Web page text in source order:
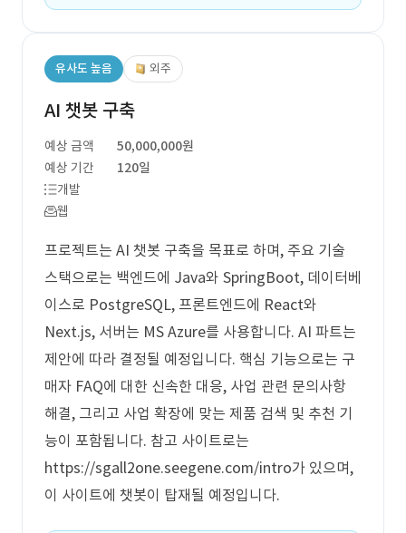
유사도 높음 외주
AI 챗봇 구축
예상 금액
50,000,000원
예상 기간
120일
개발
웹
프로젝트는 AI 챗봇 구축을 목표로 하며, 주요 기술
스택으로는 백엔드에 Java와 SpringBoot, 데이터베
이스로 PostgreSQL, 프론트엔드에 React와
Next.js, 서버는 MS Azure를 사용합니다. AI 파트는
제안에 따라 결정될 예정입니다. 핵심 기능으로는 구
매자 FAQ에 대한 신속한 대응, 사업 관련 문의사항
해결, 그리고 사업 확장에 맞는 제품 검색 및 추천 기
능이 포함됩니다. 참고 사이트로는
https://sgall2one.seegene.com/intro가 있으며,
이 사이트에 챗봇이 탑재될 예정입니다.